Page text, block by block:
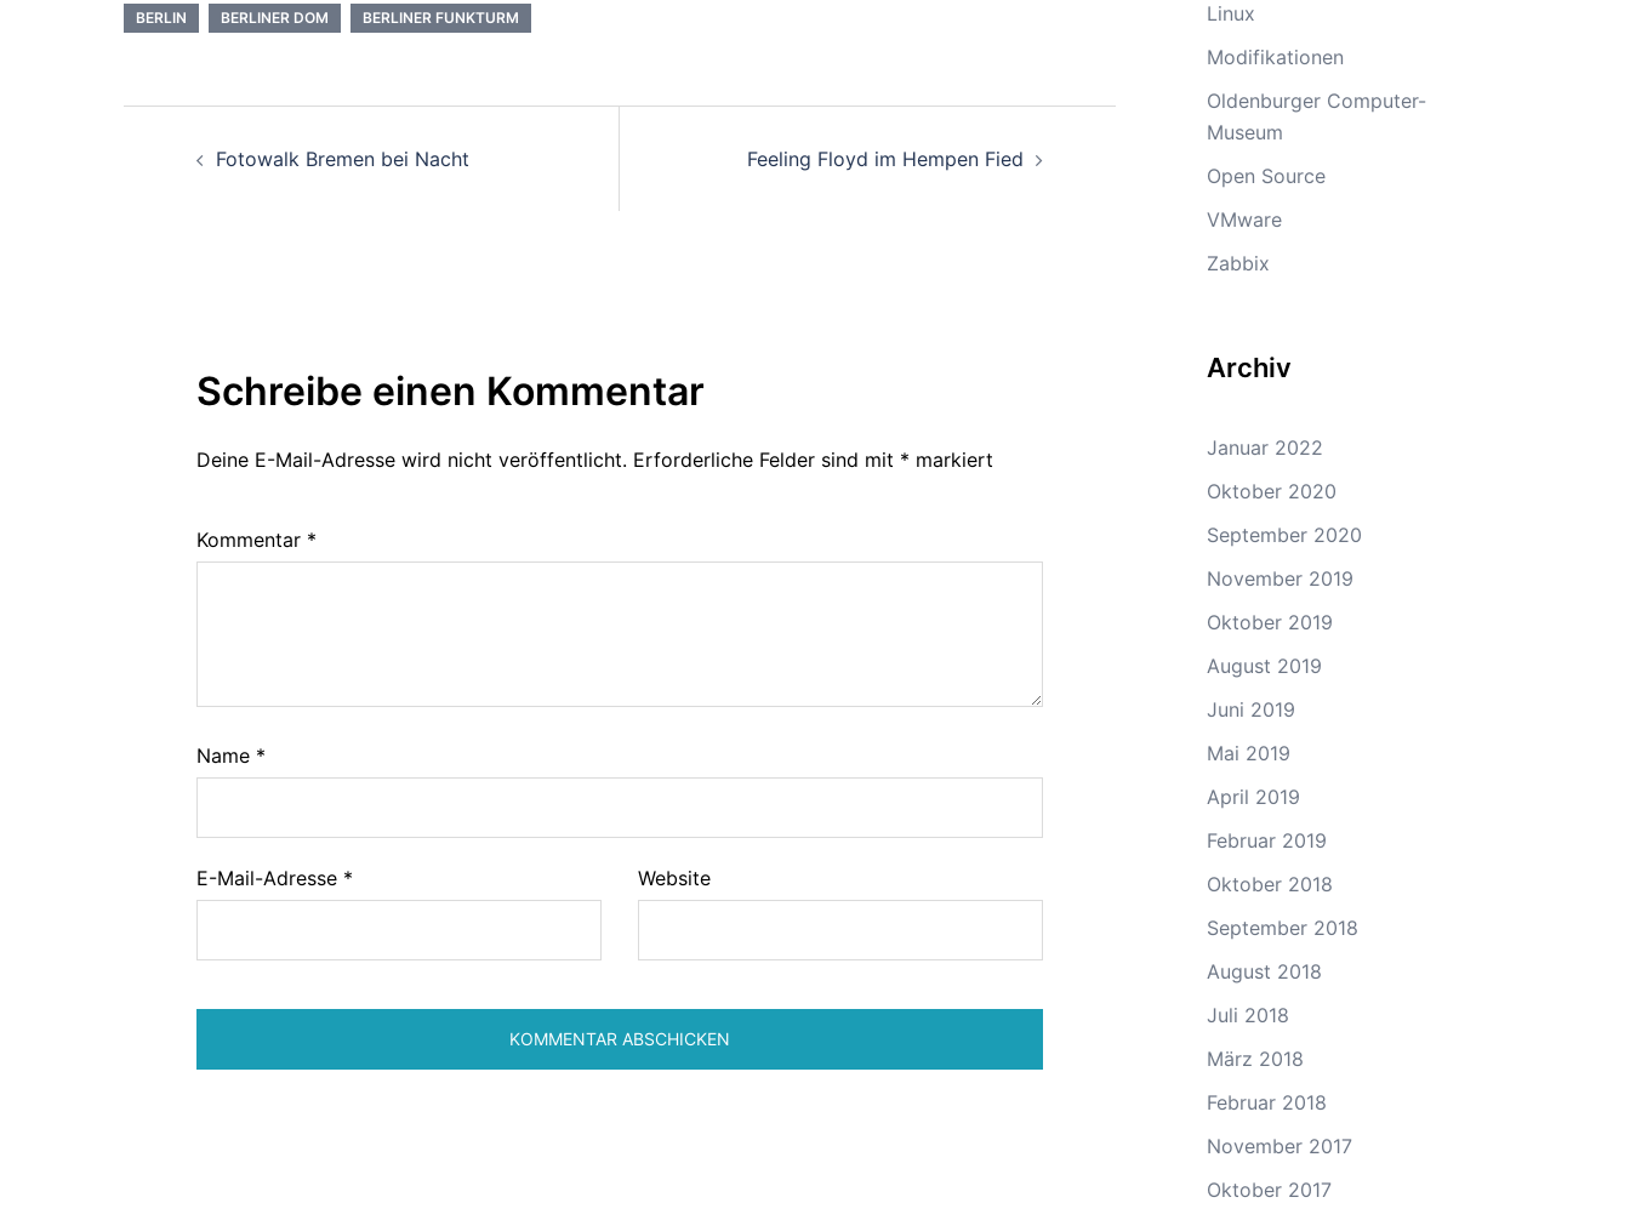
BERLIN BERLINER DOM BERLINER FUNKTURM
Fotowalk Bremen bei Nacht Feeling Floyd im Hempen Fied
Schreibe einen Kommentar
Deine E-Mail-Adresse wird nicht veröffentlicht. Erforderliche Felder sind mit * markiert
Kommentar *
Name *
E-Mail-Adresse * Website
Linux
Modifikationen
Oldenburger Computer-
Museum
Open Source
VMware
Zabbix
Archiv
Januar 2022
Oktober 2020
September 2020
November 2019
Oktober 2019
August 2019
Juni 2019
Mai 2019
April 2019
Februar 2019
Oktober 2018
September 2018
August 2018
Juli 2018
März 2018
Februar 2018
November 2017
Oktober 2017